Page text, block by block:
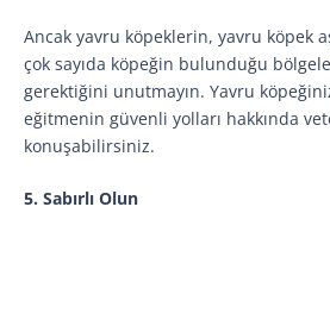
Ancak yavru köpeklerin, yavru köpek
çok sayıda köpeğin bulunduğu
gerektiğini unutmayın. Yavru
eğitmenin güvenli yolları hakkında
konuşabilirsiniz.
5. Sabırlı Olun